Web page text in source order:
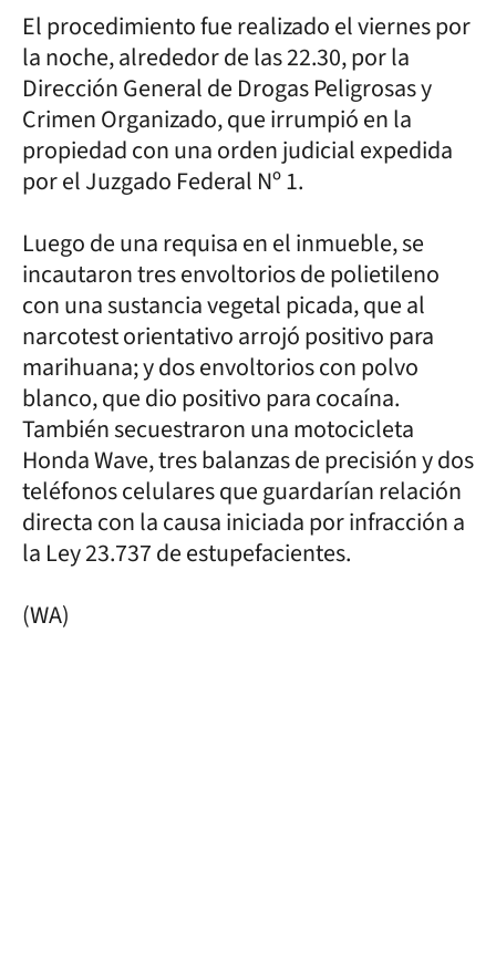
El procedimiento fue realizado el viernes por
la noche, alrededor de las 22.30, por la
Dirección General de Drogas Peligrosas y
Crimen Organizado, que irrumpió en la
propiedad con una orden judicial expedida
por el Juzgado Federal Nº 1.
Luego de una requisa en el inmueble, se
incautaron tres envoltorios de polietileno
con una sustancia vegetal picada, que al
narcotest orientativo arrojó positivo para
marihuana; y dos envoltorios con polvo
blanco, que dio positivo para cocaína.
También secuestraron una motocicleta
Honda Wave, tres balanzas de precisión y dos
teléfonos celulares que guardarían relación
directa con la causa iniciada por infracción a
la Ley 23.737 de estupefacientes.
(WA)